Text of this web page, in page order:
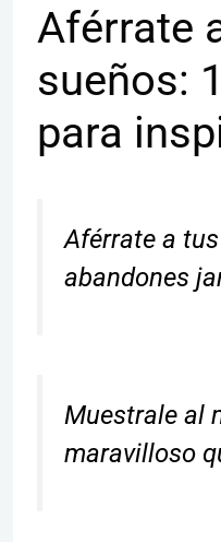
Aférrate
sueños:
para
Aférrate a
abandones
Muestrale al
maravilloso